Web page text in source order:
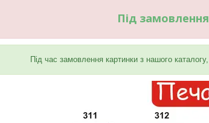
Під
Під час замовлення картинки з нашого